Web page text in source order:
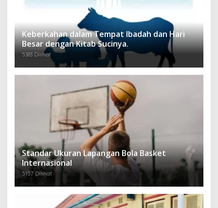
Keberkahan dalam Tempat Ibadah dan Hari
Besar dengan Kitab Sucinya.
5383 Dilihat
Standar Ukuran Lapangan Bola Basket
Internasional
5157 Dilihat